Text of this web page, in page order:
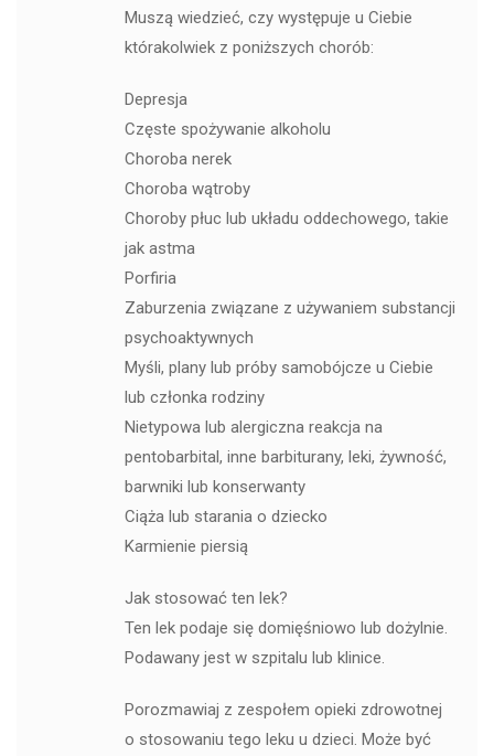
Muszą wiedzieć, czy występuje u Ciebie
którakolwiek z poniższych chorób:
Depresja
Częste spożywanie alkoholu
Choroba nerek
Choroba wątroby
Choroby płuc lub układu oddechowego, takie
jak astma
Porfiria
Zaburzenia związane z używaniem substancji
psychoaktywnych
Myśli, plany lub próby samobójcze u Ciebie
lub członka rodziny
Nietypowa lub alergiczna reakcja na
pentobarbital, inne barbiturany, leki, żywność,
barwniki lub konserwanty
Ciąża lub starania o dziecko
Karmienie piersią
Jak stosować ten lek?
Ten lek podaje się domięśniowo lub dożylnie.
Podawany jest w szpitalu lub klinice.
Porozmawiaj z zespołem opieki zdrowotnej
o stosowaniu tego leku u dzieci. Może być